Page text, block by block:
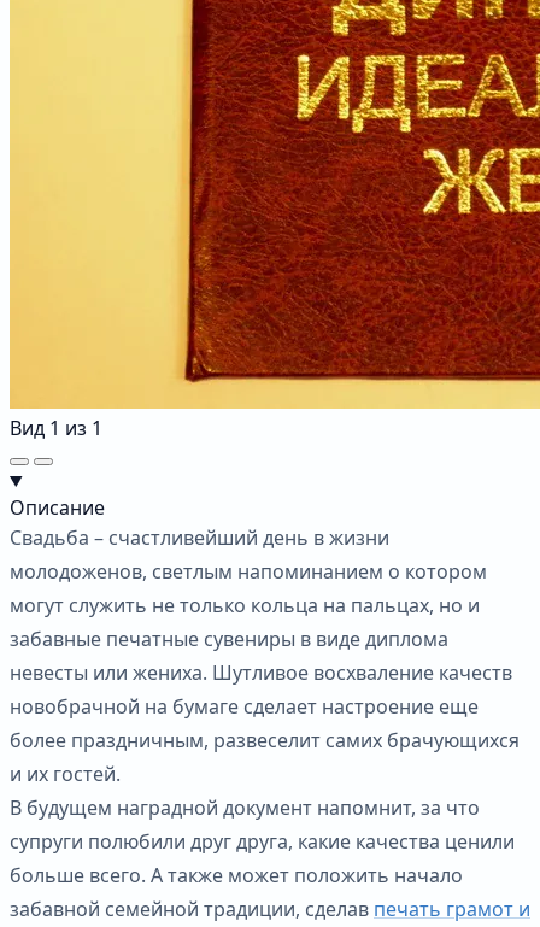
Вид 1 из 1
Описание
Свадьба – счастливейший день в жизни
молодоженов, светлым напоминанием о котором
могут служить не только кольца на пальцах, но и
забавные печатные сувениры в виде диплома
невесты или жениха. Шутливое восхваление качеств
новобрачной на бумаге сделает настроение еще
более праздничным, развеселит самих брачующихся
и их гостей.
В будущем наградной документ напомнит, за что
супруги полюбили друг друга, какие качества ценили
больше всего. А также может положить начало
забавной семейной традиции, сделав печать грамот и